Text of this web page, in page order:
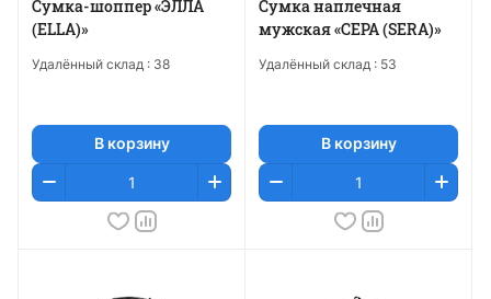
Сумка-шоппер «ЭЛЛА
(ELLA)»
Удалённый склад : 38
В корзину
Сумка наплечная
мужская «СЕРА (SERA)»
Удалённый склад : 53
В корзину